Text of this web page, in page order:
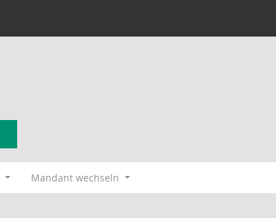
Mandant wechseln